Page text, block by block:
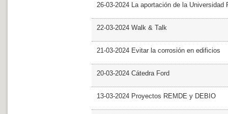
26-03-2024 La aportación de la Universidad
22-03-2024 Walk & Talk
21-03-2024 Evitar la corrosión en edificios
20-03-2024 Cátedra Ford
13-03-2024 Proyectos REMDE y DEBIO